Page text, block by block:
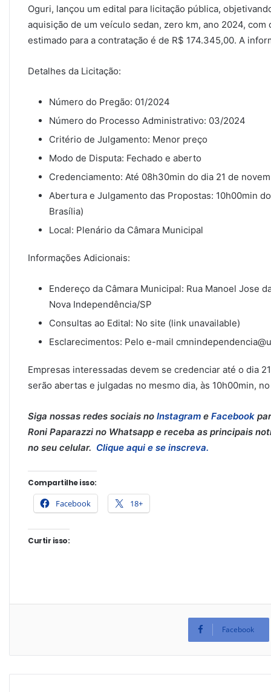
Oguri, lançou um edital para licitação pública,
aquisição de um veículo sedan, zero km, ano 2024,
estimado para a contratação é de R$ 174.345,00. A
Detalhes da Licitação:
Número do Pregão: 01/2024
Número do Processo Administrativo: 03/2024
Critério de Julgamento: Menor preço
Modo de Disputa: Fechado e aberto
Credenciamento: Até 08h30min do dia 21 de
Abertura e Julgamento das Propostas: 10h00min
Brasília)
Local: Plenário da Câmara Municipal
Informações Adicionais:
Endereço da Câmara Municipal: Rua Manoel Jose
Nova Independência/SP
Consultas ao Edital: No site (link unavailable)
Esclarecimentos: Pelo e-mail
Empresas interessadas devem se credenciar até o dia
serão abertas e julgadas no mesmo dia, às 10h00min,
Siga nossas redes sociais no Instagram e Facebook
Roni Paparazzi no Whatsapp e receba as principais
no seu celular. Clique aqui e se inscreva.
Compartilhe isso:
Facebook 18+
Curtir isso:
Facebook